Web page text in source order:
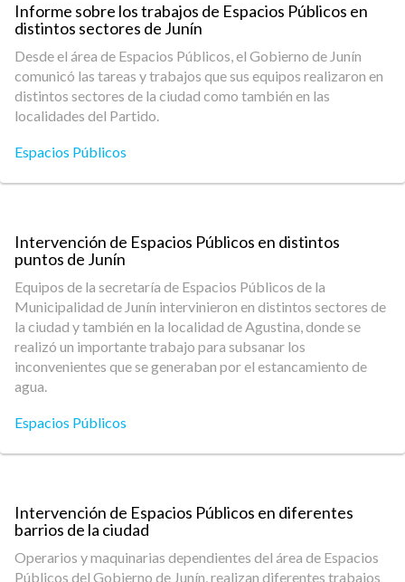
Informe sobre los trabajos de Espacios Públicos en
distintos sectores de Junín
Desde el área de Espacios Públicos, el Gobierno de Junín
comunicó las tareas y trabajos que sus equipos realizaron en
distintos sectores de la ciudad como también en las
localidades del Partido.
Espacios Públicos
Intervención de Espacios Públicos en distintos
puntos de Junín
Equipos de la secretaría de Espacios Públicos de la
Municipalidad de Junín intervinieron en distintos sectores de
la ciudad y también en la localidad de Agustina, donde se
realizó un importante trabajo para subsanar los
inconvenientes que se generaban por el estancamiento de
agua.
Espacios Públicos
Intervención de Espacios Públicos en diferentes
barrios de la ciudad
Operarios y maquinarias dependientes del área de Espacios
Públicos del Gobierno de Junín, realizan diferentes trabajos